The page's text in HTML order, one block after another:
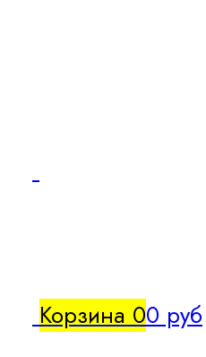
Корзина 00 руб